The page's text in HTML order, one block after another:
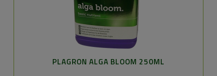
PLAGRON ALGA BLOOM 250ML